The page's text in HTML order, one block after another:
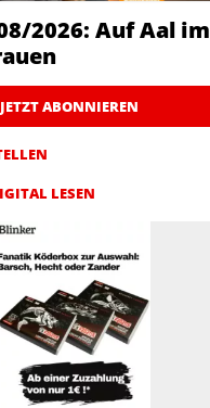
2026: Auf Aal im
JETZT ABONNIEREN
LESEN